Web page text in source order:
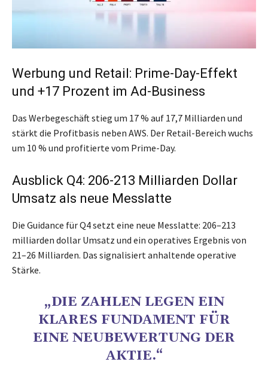
Werbung und Retail: Prime-Day-Effekt
und +17 Prozent im Ad-Business
Das Werbegeschäft stieg um 17 % auf 17,7 Milliarden und
stärkt die Profitbasis neben AWS. Der Retail-Bereich wuchs
um 10 % und profitierte vom Prime-Day.
Ausblick Q4: 206-213 Milliarden Dollar
Umsatz als neue Messlatte
Die Guidance für Q4 setzt eine neue Messlatte: 206–213
milliarden dollar Umsatz und ein operatives Ergebnis von
21–26 Milliarden. Das signalisiert anhaltende operative
Stärke.
„DIE ZAHLEN LEGEN EIN
KLARES FUNDAMENT FÜR
EINE NEUBEWERTUNG DER
AKTIE.“